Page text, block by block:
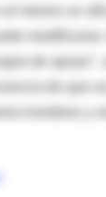
de apoyo",
de que
hombres y